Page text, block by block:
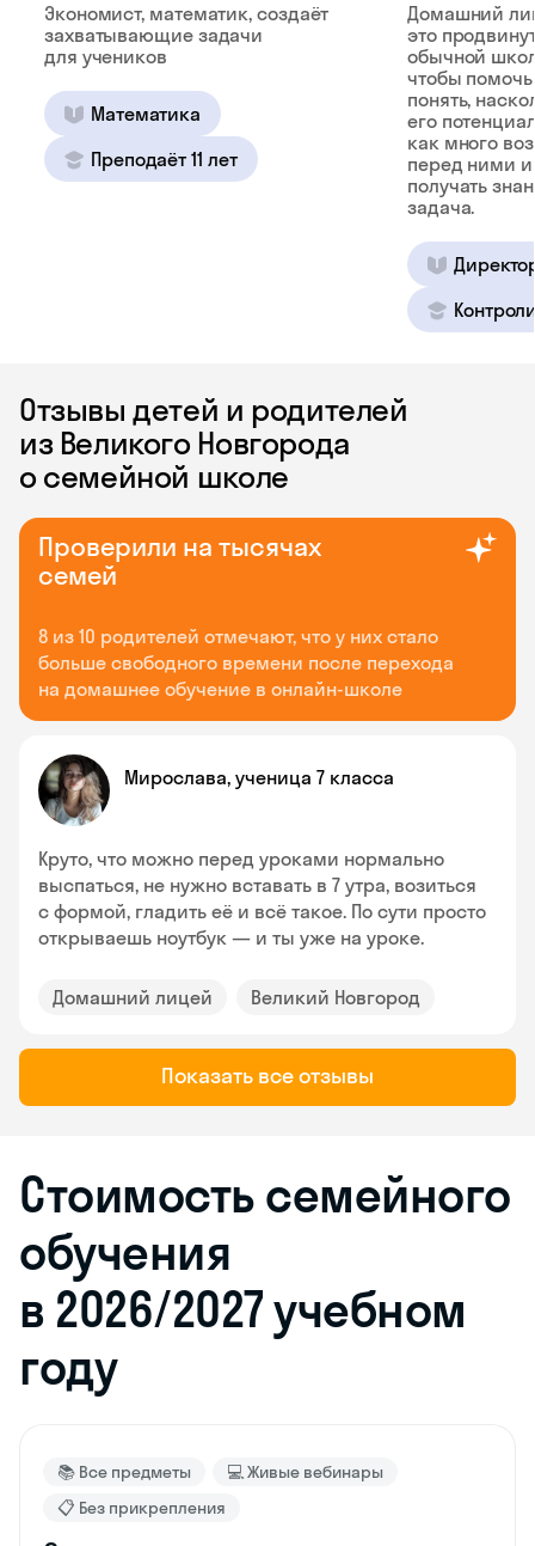
Экономист, математик, создаёт
захватывающие задачи
для учеников
Математика
Преподаёт 11 лет
Домашний
это
обычной
чтобы
понять,
его
как много
перед ними и
получать
задача.
Отзывы детей и родителей
из Великого Новгорода
о семейной школе
Проверили на тысячах
семей
8 из 10 родителей отмечают, что у них стало
больше свободного времени после перехода
на домашнее обучение в онлайн-школе
Мирослава, ученица 7 класса
Круто, что можно перед уроками нормально
выспаться, не нужно вставать в 7 утра, возиться
с формой, гладить её и всё такое. По сути просто
открываешь ноутбук — и ты уже на уроке.
Домашний лицей Великий Новгород
Показать все отзывы
Стоимость семейного
обучения
в 2026/2027 учебном
году
📚 Все предметы
💻 Живые вебинары
📋 Без прикрепления